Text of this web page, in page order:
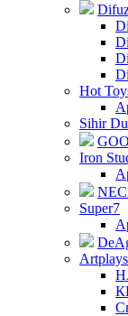
Hot
Sihir
Iron
Super7